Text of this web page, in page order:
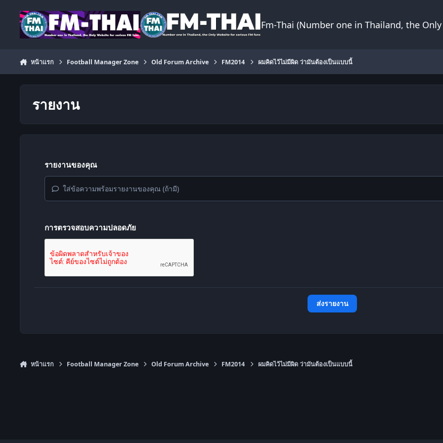
Fm-Thai (Number one in Thailand, the
หน้าแรก Football Manager Zone Old Forum Archive FM2014 ผมคิดไว้ไม่มีผิด ว่ามันต้องเป็นแบบนี้
รายงาน
รายงานของคุณ
ใส่ข้อความพร้อมรายงานของคุณ (ถ้ามี)
การตรวจสอบความปลอดภัย
ส่งรายงาน
หน้าแรก Football Manager Zone Old Forum Archive FM2014 ผมคิดไว้ไม่มีผิด ว่ามันต้องเป็นแบบนี้